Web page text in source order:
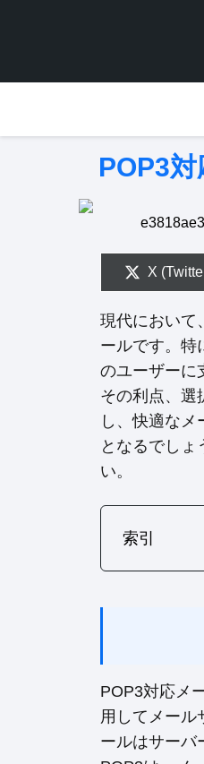
POP3
S
r
e
o
n
X
現代において
ールです。特
のユーザーに
その利点、選
し、快適な
となるでしょ
い。
索引
POP3対応メ
用してメール
ールはサーバ